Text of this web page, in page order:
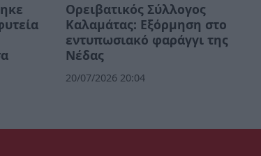
Ορειβατικός Σύλλογος
Καλαμάτας: Εξόρμηση στο
εντυπωσιακό φαράγγι της
Νέδας
20/07/2026 20:04